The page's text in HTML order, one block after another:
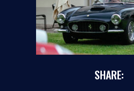
SHARE: